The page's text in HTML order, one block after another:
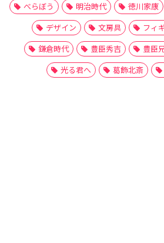
べらぼう
明治時代 徳川家康
デザイン
文房具 フィ
鎌倉時代
豊臣秀吉 豊臣
光る君へ
葛飾北斎